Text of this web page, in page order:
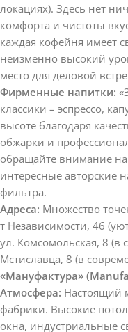
локациях). Здесь нет
комфорта и чистоты
каждая кофейня имеет
неизменно высокий
место для деловой
Фирменные напитки:
классики – эспрессо,
высоте благодаря
обжарки и
обращайте внимание на
интересные авторские
фильтра.
Адреса: Множество
т Независимости, 46
ул. Комсомольская, 8 (в
Мстиславца, 8 (в
«Мануфактура»
Атмосфера: Настоящий
фабрики. Высокие
окна, индустриальные